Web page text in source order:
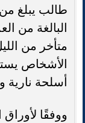
متأخر من
الأشخاص
أسلحة نارية
ووفقًا